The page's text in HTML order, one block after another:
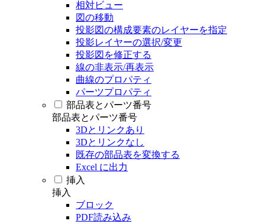
相対ビュー
図の移動
投影図の構成要素のレイヤーを指定
投影レイヤーの選択/変更
投影図を修正する
線の非表示/再表示
曲線のプロパティ
パーツプロパティ
部品表とパーツ番号
部品表とパーツ番号
3Dとリンクあり
3Dとリンクなし
既存の部品表を変換する
Excel に出力
挿入
挿入
ブロック
PDF読み込み